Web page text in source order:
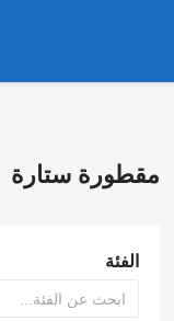
مقطورة ستارة
الفئة